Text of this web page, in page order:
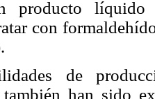
producto líquido
con
de
también han sido